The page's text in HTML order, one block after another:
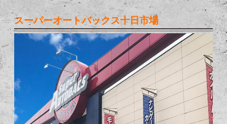
スーパーオートバックス十日市場